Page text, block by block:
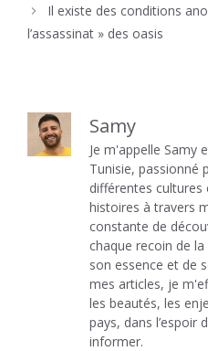
Il existe des conditions
l’assassinat » des oasis
Samy
Je m'appelle Samy
Tunisie, passionné
différentes cultures
histoires à travers
constante de
chaque recoin de
son essence et de
mes articles, je
les beautés, les
pays, dans l’espoir
informer.